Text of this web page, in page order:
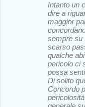
Intanto un
dire a
maggior
sempre su
scarso
qualche
pericolo ci
possa
Di solito
Concordo